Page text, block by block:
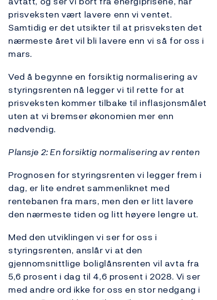
prisveksten vært lavere enn vi ventet.
Samtidig er det utsikter til at prisveksten det
nærmeste året vil bli lavere enn vi så for oss i
mars.
Ved å begynne en forsiktig normalisering av
styringsrenten nå legger vi til rette for at
prisveksten kommer tilbake til inflasjonsmålet
uten at vi bremser økonomien mer enn
nødvendig.
Plansje 2: En forsiktig normalisering av renten
Prognosen for styringsrenten vi legger frem i
dag, er lite endret sammenliknet med
rentebanen fra mars, men den er litt lavere
den nærmeste tiden og litt høyere lengre ut.
Med den utviklingen vi ser for oss i
styringsrenten, anslår vi at den
gjennomsnittlige boliglånsrenten vil avta fra
5,6 prosent i dag til 4,6 prosent i 2028. Vi ser
med andre ord ikke for oss en stor nedgang i